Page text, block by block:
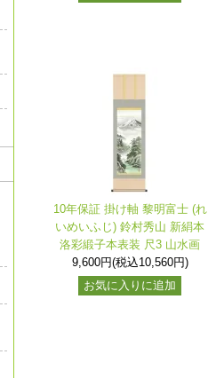
10年保証 掛け軸 黎明富士 (れ
いめいふじ) 鈴村秀山 新絹本
洛彩緞子本表装 尺3 山水画
9,600円(税込10,560円)
お気に入りに追加